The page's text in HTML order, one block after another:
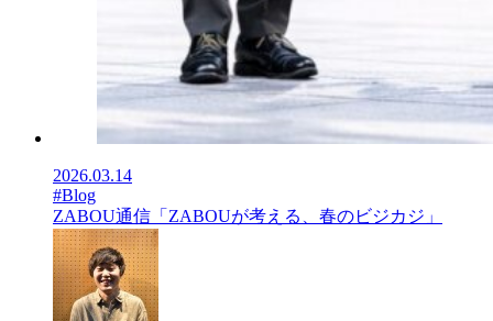
2026.03.14
#Blog
ZABOU通信「ZABOUが考える、春のビジカジ」